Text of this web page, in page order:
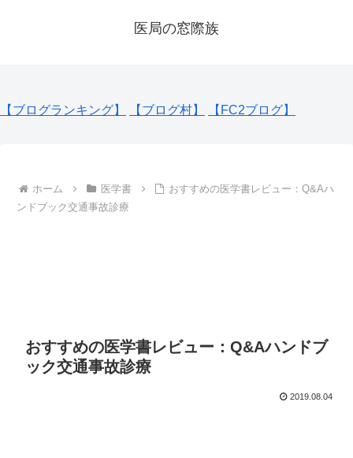
医局の窓際族
【ブログランキング】 【ブログ村】 【FC2ブログ】
ホーム 医学書
おすすめの医学書レビュー：Q&Aハ
ンドブック交通事故診療
おすすめの医学書レビュー：Q&Aハンドブ
ック交通事故診療
2019.08.04